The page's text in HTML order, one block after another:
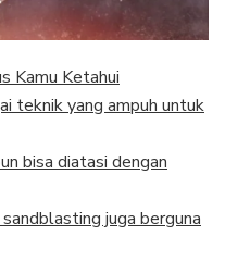
Kamu Ketahui
teknik yang ampuh untuk
bisa diatasi dengan
juga berguna